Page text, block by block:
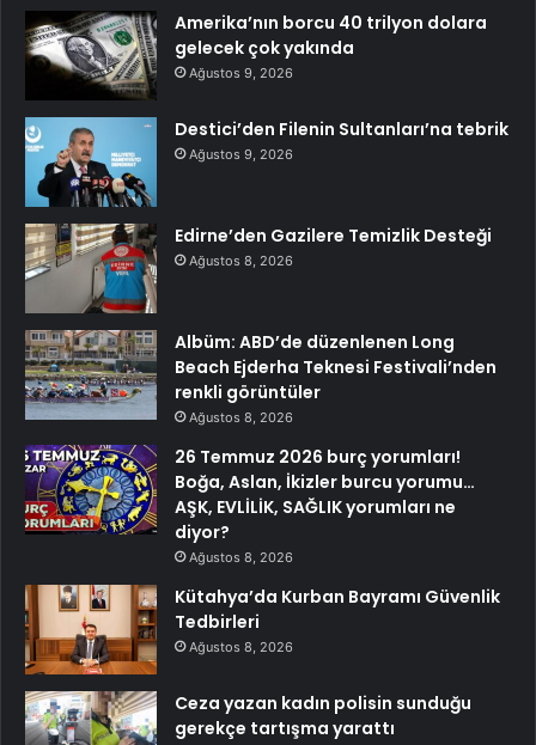
Amerika’nın borcu 40 trilyon dolara
gelecek çok yakında
Ağustos 9, 2026
Destici’den Filenin Sultanları’na tebrik
Ağustos 9, 2026
Edirne’den Gazilere Temizlik Desteği
Ağustos 8, 2026
Albüm: ABD’de düzenlenen Long
Beach Ejderha Teknesi Festivali’nden
renkli görüntüler
Ağustos 8, 2026
26 Temmuz 2026 burç yorumları!
Boğa, Aslan, İkizler burcu yorumu…
AŞK, EVLİLİK, SAĞLIK yorumları ne
diyor?
Ağustos 8, 2026
Kütahya’da Kurban Bayramı Güvenlik
Tedbirleri
Ağustos 8, 2026
Ceza yazan kadın polisin sunduğu
gerekçe tartışma yarattı